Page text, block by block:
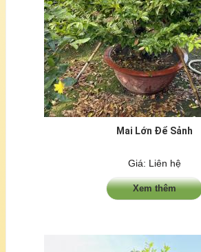
Mai Lớn Để Sảnh
Giá: Liên hệ
Xem thêm